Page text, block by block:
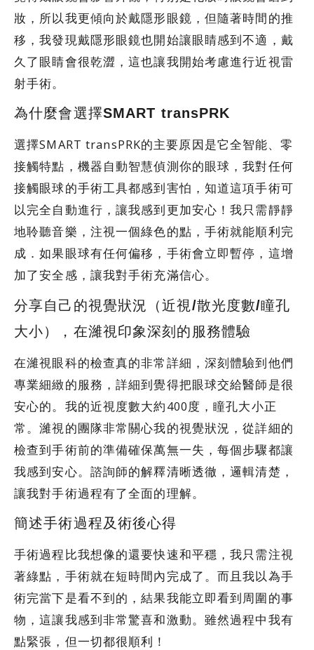
妝，所以我更傾向於戴隱形眼鏡，但隨著時間的推
移，我發現戴隱形眼鏡也開始讓眼睛感到不適，戴
久了眼睛會很乾澀，這也讓我開始考慮進行近視雷
射手術。
為什麼會選擇SMART transPRK
選擇SMART transPRK的主要原因是它全智能、零
接觸特點，機器自動智慧偵測你的眼球，我對任何
接觸眼球的手術工具都感到害怕，知道這項手術可
以完全自動進行，讓我感到更加安心！我只需靜靜
地聆聽音樂，注視一個綠色的點，手術就能順利完
成．如果眼球有任何偏移，手術會立即暫停，這增
加了安全感，讓我對手術充滿信心。
分享自己的視覺狀況（近視/散光度數/瞳孔
大小），在濰視印象深刻的服務體驗
在濰視眼科的檢查真的非常詳細，深刻體驗到他們
專業細緻的服務，詳細到覺得把眼球交給醫師是很
安心的。我的近視度數大約400度，瞳孔大小正
常。濰視的團隊非常關心我的視覺狀況，從詳細的
檢查到手術前的準備確保萬無一失，每個步驟都讓
我感到安心。諮詢師的解釋清晰透徹，邏輯清楚，
讓我對手術過程有了全面的理解。
簡述手術過程及術後心得
手術過程比我想像的還要快速和平穩，我只需注視
著綠點，手術就在短時間內完成了。而且我以為手
術完當下是看不到的，結果我能立即看到周圍的事
物，這讓我感到非常驚喜和激動。雖然過程中我有
點緊張，但一切都很順利！